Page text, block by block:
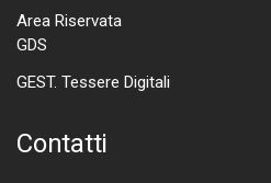
Area Riservata
GDS
GEST. Tessere Digitali
Contatti